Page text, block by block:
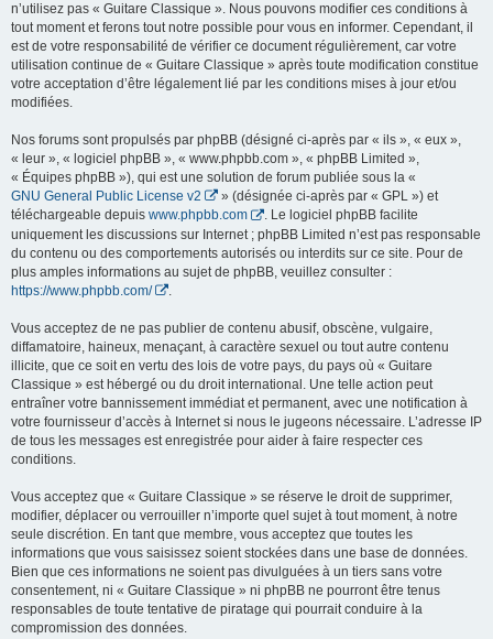
n’utilisez pas « Guitare Classique ». Nous pouvons modifier ces conditions à
tout moment et ferons tout notre possible pour vous en informer. Cependant, il
est de votre responsabilité de vérifier ce document régulièrement, car votre
utilisation continue de « Guitare Classique » après toute modification constitue
votre acceptation d’être légalement lié par les conditions mises à jour et/ou
modifiées.
Nos forums sont propulsés par phpBB (désigné ci-après par « ils », « eux »,
« leur », « logiciel phpBB », « www.phpbb.com », « phpBB Limited »,
« Équipes phpBB »), qui est une solution de forum publiée sous la «
GNU General Public License v2
» (désignée ci-après par « GPL ») et
téléchargeable depuis www.phpbb.com
. Le logiciel phpBB facilite
uniquement les discussions sur Internet ; phpBB Limited n’est pas responsable
du contenu ou des comportements autorisés ou interdits sur ce site. Pour de
plus amples informations au sujet de phpBB, veuillez consulter :
https://www.phpbb.com/
Vous acceptez de ne pas publier de contenu abusif, obscène, vulgaire,
diffamatoire, haineux, menaçant, à caractère sexuel ou tout autre contenu
illicite, que ce soit en vertu des lois de votre pays, du pays où « Guitare
Classique » est hébergé ou du droit international. Une telle action peut
entraîner votre bannissement immédiat et permanent, avec une notification à
votre fournisseur d’accès à Internet si nous le jugeons nécessaire. L’adresse IP
de tous les messages est enregistrée pour aider à faire respecter ces
conditions.
Vous acceptez que « Guitare Classique » se réserve le droit de supprimer,
modifier, déplacer ou verrouiller n’importe quel sujet à tout moment, à notre
seule discrétion. En tant que membre, vous acceptez que toutes les
informations que vous saisissez soient stockées dans une base de données.
Bien que ces informations ne soient pas divulguées à un tiers sans votre
consentement, ni « Guitare Classique » ni phpBB ne pourront être tenus
responsables de toute tentative de piratage qui pourrait conduire à la
compromission des données.